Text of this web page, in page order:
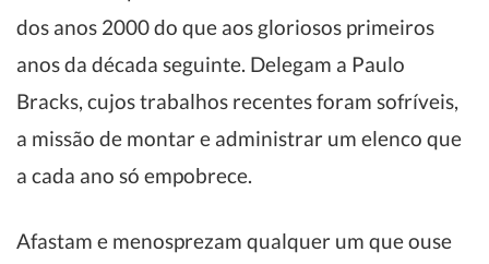
dos anos 2000 do que aos gloriosos primeiros
anos da década seguinte. Delegam a Paulo
Bracks, cujos trabalhos recentes foram sofríveis,
a missão de montar e administrar um elenco que
a cada ano só empobrece.
Afastam e menosprezam qualquer um que ouse